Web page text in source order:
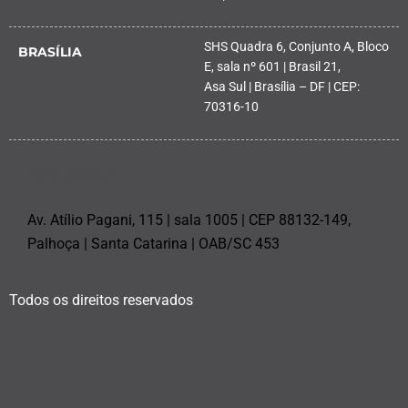
BRASÍLIA
SHS Quadra 6, Conjunto A, Bloco
E, sala nº 601 | Brasil 21,
Asa Sul | Brasília – DF | CEP:
70316-10
Av. Atílio Pagani, 115 | sala 1005 | CEP 88132-149,
Palhoça | Santa Catarina | OAB/SC 453
Todos os direitos reservados